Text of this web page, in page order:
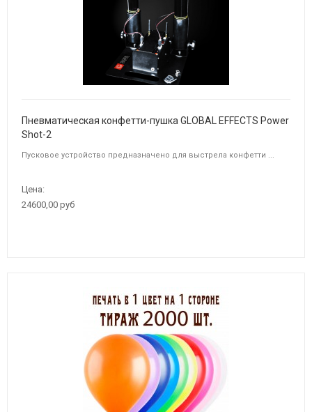
Пневматическая конфетти-пушка GLOBAL EFFECTS Power
Shot-2
Пусковое устройство предназначено для выстрела конфетти ...
Цена:
24600,00 руб